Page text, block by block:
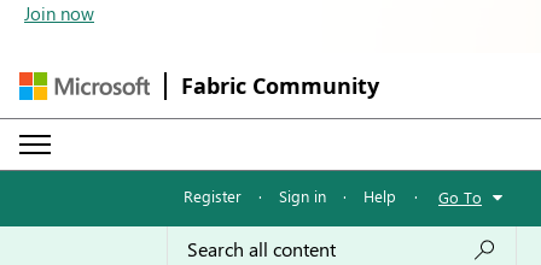
Join now
Fabric Community
Register · Sign in · Help · Go To